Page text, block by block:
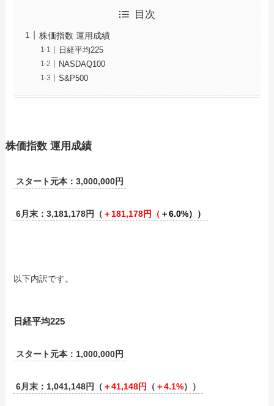
目次
株価指数 運用成績
日経平均225
NASDAQ100
S&P500
株価指数 運用成績
スタート元本：3,000,000円
6月末：3,181,178円（ ＋181,178円 （ ＋6.0%））
以下内訳です。
日経平均225
スタート元本：1,000,000円
6月末：1,041,148円（ ＋41,148円 （ ＋4.1%））